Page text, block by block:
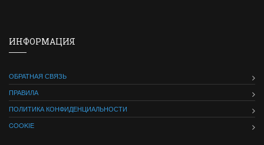
ИНФОРМАЦИЯ
ОБРАТНАЯ СВЯЗЬ
ПРАВИЛА
ПОЛИТИКА КОНФИДЕНЦИАЛЬНОСТИ
COOKIE